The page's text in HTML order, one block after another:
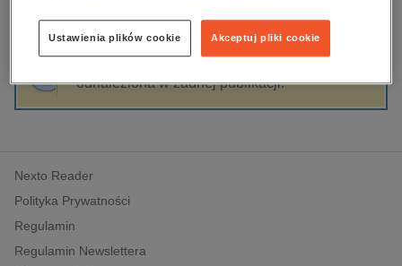
edukacja
hobby, sport, rozrywka
komputery, internet, technologie, informatyka
polityka, społeczno-informacyjne
psychologiczne
inne
popularno-naukowe
Sortowanie Filtrowanie
odnaleziona w żadnej publikacji.
Nexto Reader
Polityka Prywatności
Regulamin
Regulamin Newslettera
Akceptuj pliki cookie
Ustawienia plików cookie